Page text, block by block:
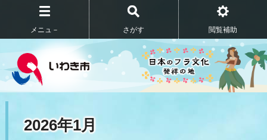
メニュ－ さがす 閲覧補助
2026年1月